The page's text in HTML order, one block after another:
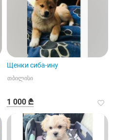
Щенки сиба-ину
თბილისი
1 000 ₾